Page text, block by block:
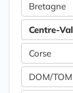
Bretagne
Centre-
Corse
DOM/TOM